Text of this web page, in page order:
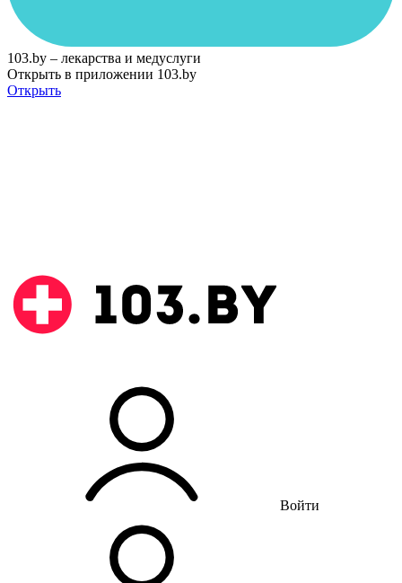
103.by – лекарства и медуслуги
Открыть в приложении 103.by
Открыть
Войти